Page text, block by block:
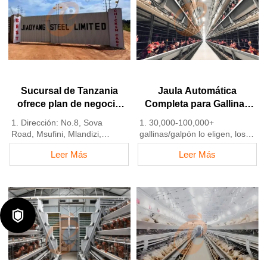
3. Personalizado para granjas
avícolas nigerianas
4. La calidad y el diseño están
basados en estándares
europeos
5. Recepción en línea 24
+8618830120193
europeos
5. Recepción en línea 24
horas Whatsapp NO. :
+8618830120193,
contáctenos para obtener la
lista de precios
Sucursal de Tanzania
ofrece plan de negocio
fabrica equipos para
granjas avícolas
1. Dirección: No.8, Sova
Road, Msufini, Mlandizi,
Kibaha, Pwani, Tanzania
2. Fábrica de equipos para
granjas avícolas y jaulas para
para la venta
3. Personalizado para granjas
avícolas de Tanzania
4. La calidad y el diseño están
basados en Europa
5. Recepción en línea 24
horas Whatsapp NO. :
Leer Más
Jaula Automática
Completa para Gallinas
1. 30,000-100,000+
gallinas/galpón lo eligen, los
avicultores pueden lograr una
tasa de producción de huevos
del 96-98%
frente al 85-90% típico de los
sistemas manuales
3. Una granja avícola típica
puede esperar una reducción
del 30-40% en costos
laborales gracias a la
automatización
Leer Más
